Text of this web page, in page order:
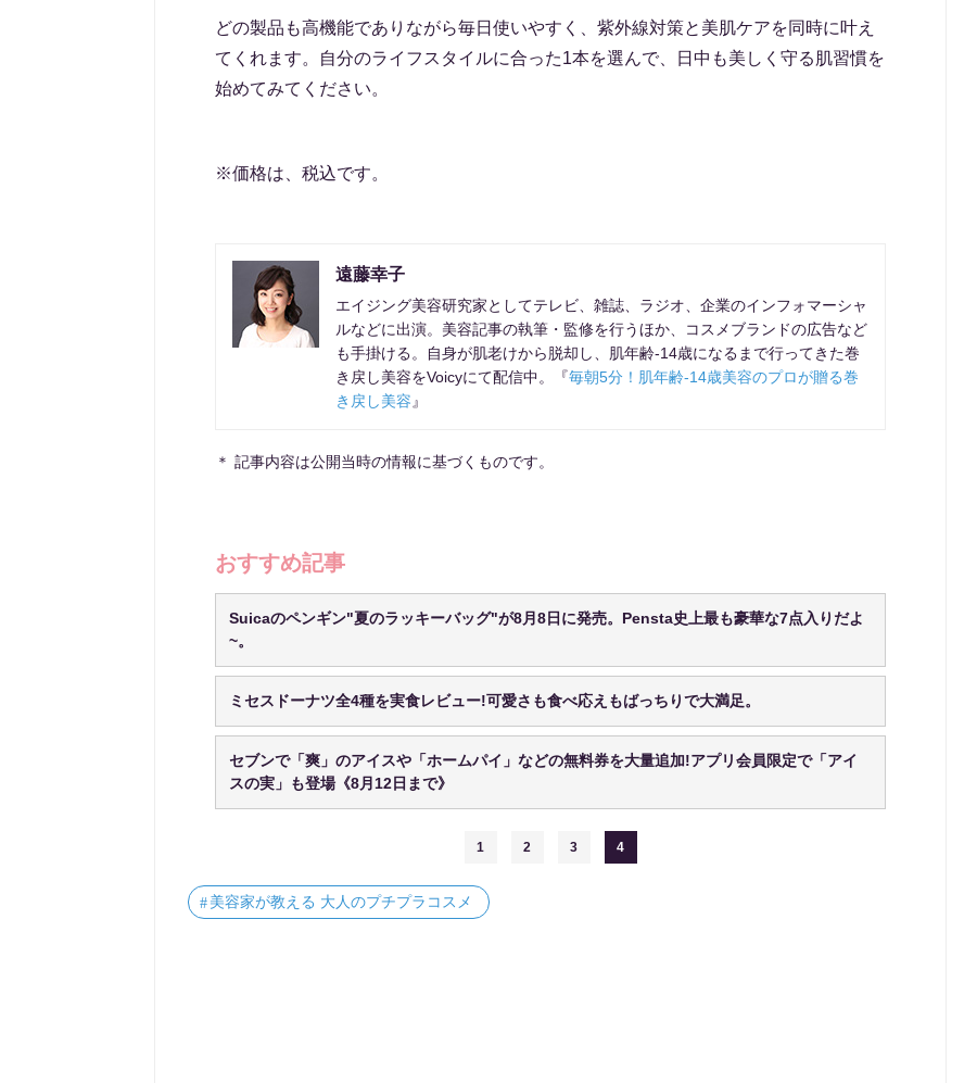
どの製品も高機能でありながら毎日使いやすく、紫外線対策と美肌ケアを同時に叶え
てくれます。自分のライフスタイルに合った1本を選んで、日中も美しく守る肌習慣を
始めてみてください。
※価格は、税込です。
遠藤幸子
エイジング美容研究家としてテレビ、雑誌、ラジオ、企業のインフォマーシャ
ルなどに出演。美容記事の執筆・監修を行うほか、コスメブランドの広告など
も手掛ける。自身が肌老けから脱却し、肌年齢-14歳になるまで行ってきた巻
き戻し美容をVoicyにて配信中。『毎朝5分！肌年齢-14歳美容のプロが贈る巻
き戻し美容 』
＊ 記事内容は公開当時の情報に基づくものです。
おすすめ記事
Suicaのペンギン"夏のラッキーバッグ"が8月8日に発売。Pensta史上最も豪華な7点入りだよ
~。
ミセスドーナツ全4種を実食レビュー!可愛さも食べ応えもばっちりで大満足。
セブンで「爽」のアイスや「ホームパイ」などの無料券を大量追加!アプリ会員限定で「アイ
スの実」も登場《8月12日まで》
1 2 3 4
美容家が教える 大人のプチプラコスメ